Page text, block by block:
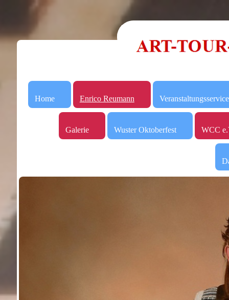
Home Enrico Reumann Veranstaltungsservice
Galerie Wuster Oktoberfest WCC